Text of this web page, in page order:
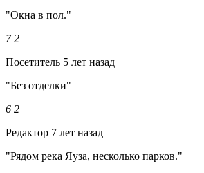
"Окна в пол."
7 2
Посетитель 5 лет назад
"Без отделки"
6 2
Редактор 7 лет назад
"Рядом река Яуза, несколько парков."